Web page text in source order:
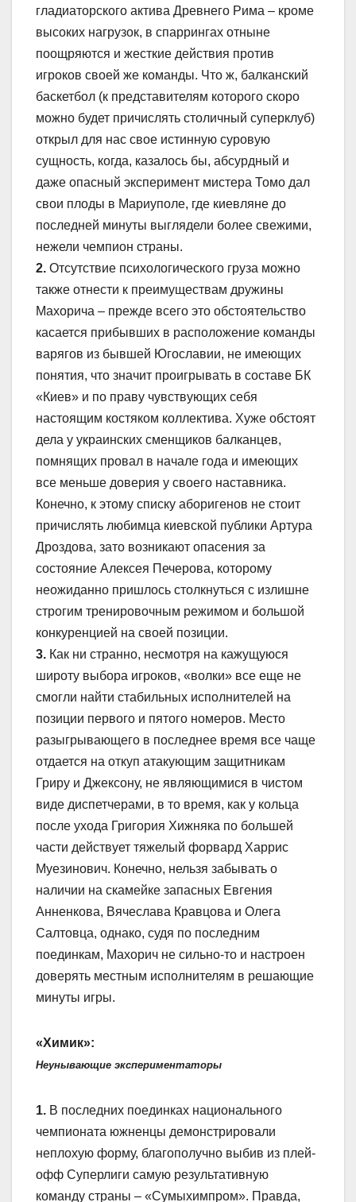
гладиаторского актива Древнего Рима – кроме
высоких нагрузок, в спаррингах отныне
поощряются и жесткие действия против
игроков своей же команды. Что ж, балканский
баскетбол (к представителям которого скоро
можно будет причислять столичный суперклуб)
открыл для нас свое истинную суровую
сущность, когда, казалось бы, абсурдный и
даже опасный эксперимент мистера Томо дал
свои плоды в Мариуполе, где киевляне до
последней минуты выглядели более свежими,
нежели чемпион страны.
2. Отсутствие психологического груза можно
также отнести к преимуществам дружины
Махорича – прежде всего это обстоятельство
касается прибывших в расположение команды
варягов из бывшей Югославии, не имеющих
понятия, что значит проигрывать в составе БК
«Киев» и по праву чувствующих себя
настоящим костяком коллектива. Хуже обстоят
дела у украинских сменщиков балканцев,
помнящих провал в начале года и имеющих
все меньше доверия у своего наставника.
Конечно, к этому списку аборигенов не стоит
причислять любимца киевской публики Артура
Дроздова, зато возникают опасения за
состояние Алексея Печерова, которому
неожиданно пришлось столкнуться с излишне
строгим тренировочным режимом и большой
конкуренцией на своей позиции.
3. Как ни странно, несмотря на кажущуюся
широту выбора игроков, «волки» все еще не
смогли найти стабильных исполнителей на
позиции первого и пятого номеров. Место
разыгрывающего в последнее время все чаще
отдается на откуп атакующим защитникам
Гриру и Джексону, не являющимися в чистом
виде диспетчерами, в то время, как у кольца
после ухода Григория Хижняка по большей
части действует тяжелый форвард Харрис
Муезинович. Конечно, нельзя забывать о
наличии на скамейке запасных Евгения
Анненкова, Вячеслава Кравцова и Олега
Салтовца, однако, судя по последним
поединкам, Махорич не сильно-то и настроен
доверять местным исполнителям в решающие
минуты игры.
«Химик»:
Неунывающие экспериментаторы
1. В последних поединках национального
чемпионата южненцы демонстрировали
неплохую форму, благополучно выбив из плей-
офф Суперлиги самую результативную
команду страны – «Сумыхимпром». Правда,